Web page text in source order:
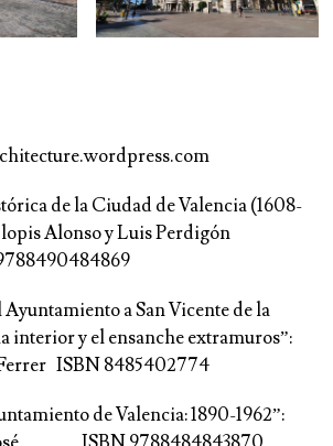
de la Ciudad de Valencia (1608-
Alonso y Luis Perdigón
Ayuntamiento a San Vicente de la
interior y el ensanche extramuros”:
ISBN 8485402774
de Valencia: 1890-1962”: